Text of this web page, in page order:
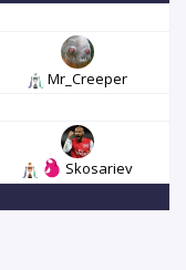
Mr_Creeper
Skosariev